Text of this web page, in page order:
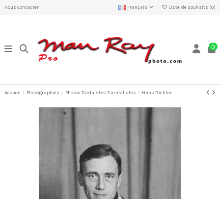
Nous contacter Français Liste de souhaits (0)
0
Accueil Photographies Photos Dadaïstes Surréalistes Hans Richter